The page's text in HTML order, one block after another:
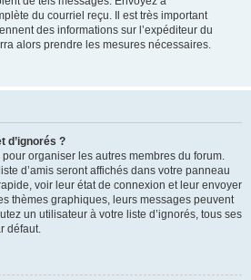
du courriel reçu. Il est très important
des informations sur l’expéditeur du
alors prendre les mesures nécessaires.
d’ignorés ?
organiser les autres membres du forum.
d’amis seront affichés dans votre panneau
voir leur état de connexion et leur envoyer
thèmes graphiques, leurs messages peuvent
un utilisateur à votre liste d’ignorés, tous ses
défaut.